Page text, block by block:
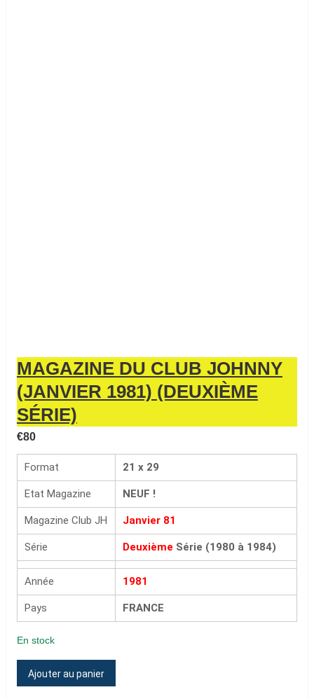
MAGAZINE DU CLUB JOHNNY
(JANVIER 1981) (DEUXIÈME
SÉRIE)
€80
Format 21 x 29
Etat Magazine NEUF !
Magazine Club JH Janvier 81
Série Deuxième Série (1980 à 1984)
Année 1981
Pays FRANCE
En stock
quantité
de
Ajouter au panier